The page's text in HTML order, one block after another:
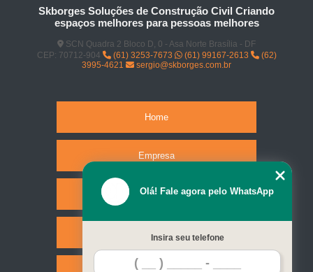
Skborges Soluções de Construção Civil Criando
espaços melhores para pessoas melhores
SCN Quadra 2 Bloco D, 0 - Asa Norte Brasília - DF
CEP: 70712-904
(61) 3253-7673 (61) 99167-2613
(62)
3995-4621
sergio@skborges.com.br
Home
Empresa
Missão
Serviços
Olá! Fale agora pelo WhatsApp
Insira seu telefone